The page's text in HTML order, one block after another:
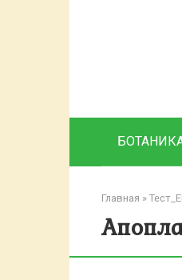
Главная »